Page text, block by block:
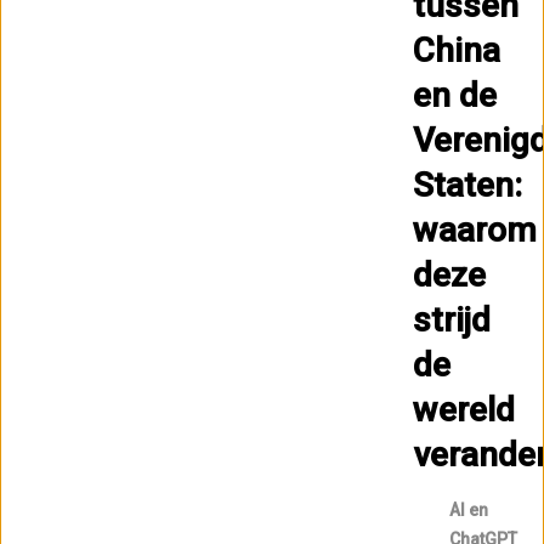
China
en de
Staten:
waarom
deze
strijd
de
wereld
AI en
ChatGPT